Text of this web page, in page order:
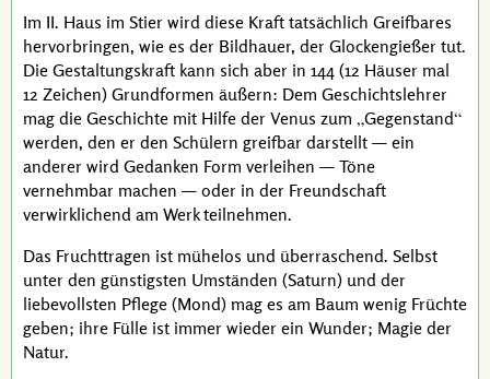
Im II. Haus im Stier wird diese Kraft tatsächlich Greifbares
hervorbringen, wie es der Bildhauer, der Glockengießer tut.
Die Gestaltungskraft kann sich aber in 144 (12 Häuser mal
12 Zeichen) Grundformen äußern: Dem Geschichtslehrer
mag die Geschichte mit Hilfe der Venus zum Gegenstand
werden, den er den Schülern greifbar darstellt — ein
anderer wird Gedanken Form verleihen — Töne
vernehmbar machen — oder in der Freundschaft
verwirklichend am Werk teilnehmen.
Das Fruchttragen ist mühelos und überraschend. Selbst
unter den günstigsten Umständen (Saturn) und der
liebevollsten Pflege (Mond) mag es am Baum wenig Früchte
geben; ihre Fülle ist immer wieder ein Wunder; Magie der
Natur.